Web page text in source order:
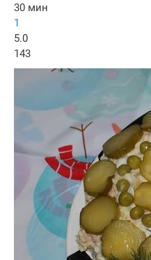
30 мин
1
5.0
143